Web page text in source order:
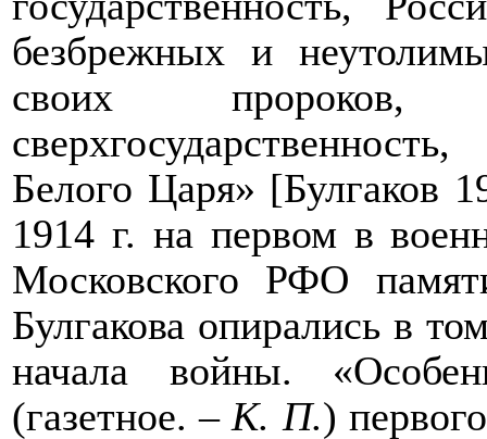
безбрежных и
своих
Белого Царя» [Булгаков
1914 г. на первом в
Московского РФО
Булгакова опирались в
начала войны.
(газетное. –К. П.)